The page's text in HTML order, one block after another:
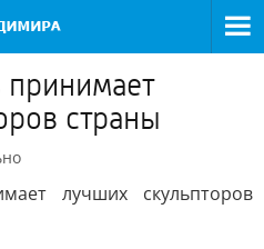
страны
лучших скульпторов